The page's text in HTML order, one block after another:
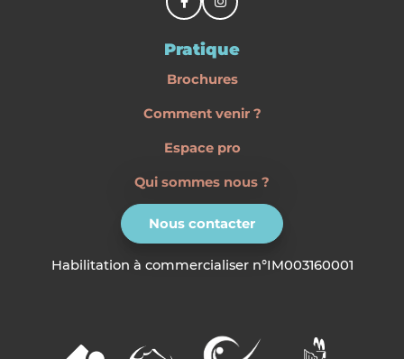
Pratique
Brochures
Comment venir ?
Espace pro
Qui sommes nous ?
Nous contacter
Habilitation à commercialiser n°IM003160001